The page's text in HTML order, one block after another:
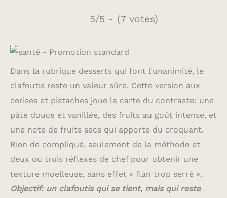
5/5 - (7 votes)
Dans la rubrique desserts qui font l’unanimité, le
clafoutis reste un valeur sûre. Cette version aux
cerises et pistaches joue la carte du contraste: une
pâte douce et vanillée, des fruits au goût intense, et
une note de fruits secs qui apporte du croquant.
Rien de compliqué, seulement de la méthode et
deux ou trois réflexes de chef pour obtenir une
texture moelleuse, sans effet « flan trop serré ».
Objectif: un clafoutis qui se tient, mais qui reste